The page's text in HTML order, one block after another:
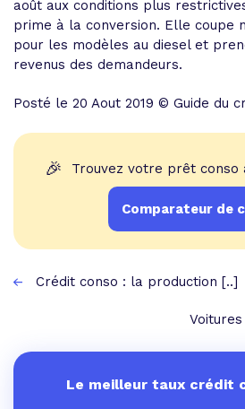
août aux conditions plus
prime à la conversion. Elle coupe
pour les modèles au diesel et
revenus des demandeurs.
Posté le 20 Aout 2019 © Guide du
🎉 Trouvez votre prêt conso
Comparateur de
Crédit conso : la production [..]
Le meilleur taux crédit